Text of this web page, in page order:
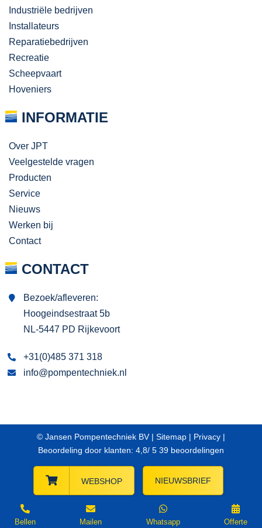
Industriële bedrijven
Installateurs
Reparatiebedrijven
Recreatie
Scheepvaart
Hoveniers
INFORMATIE
Over JPT
Veelgestelde vragen
Producten
Service
Nieuws
Werken bij
Contact
CONTACT
Bezoek/afleveren:
Hoogeindsestraat 5b
NL-5447 PD Rijkevoort
+31(0)485 371 318
info@pompentechniek.nl
© Jansen Pompentechniek BV | Sitemap | Privacy |
Beoordeling door klanten: 4,8/ 5 39 beoordelingen
WEBSHOP NIEUWSBRIEF
Bellen Mailen Whatsapp Offerte